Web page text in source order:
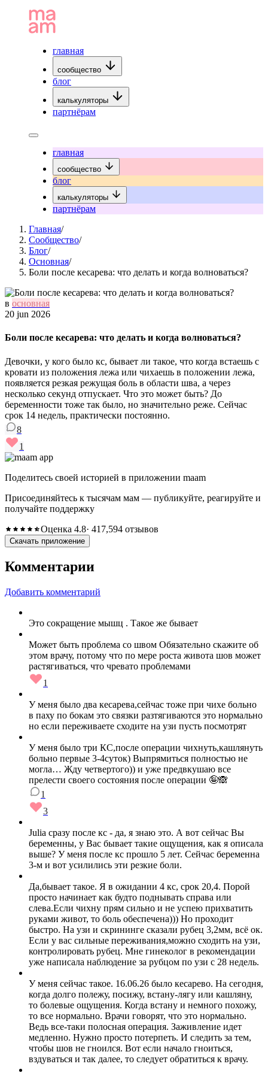
главная
сообщество
блог
калькуляторы
партнёрам
главная
сообщество
блог
калькуляторы
партнёрам
Главная/
Сообщество/
Блог/
Основная/
Боли после кесарева: что делать и когда волноваться?
в основная
20 jun 2026
Боли после кесарева: что делать и когда волноваться?
Девочки, у кого было кс, бывает ли такое, что когда встаешь с
кровати из положения лежа или чихаешь в положении лежа,
появляется резкая режущая боль в области шва, а через
несколько секунд отпускает. Что это может быть? До
беременности тоже так было, но значительно реже. Сейчас
срок 14 недель, практически постоянно.
8
1
Поделитесь своей историей в приложении maam
Присоединяйтесь к тысячам мам — публикуйте, реагируйте и
получайте поддержку
Оценка 4.8· 417,594 отзывов
Скачать приложение
Комментарии
Добавить комментарий
Это сокращение мышц . Такое же бывает
Может быть проблема со швом Обязательно скажите об
этом врачу, потому что по мере роста живота шов может
растягиваться, что чревато проблемами
1
У меня было два кесарева,сейчас тоже при чихе больно
в паху по бокам это связки разтягиваются это нормально
но если переживаете сходите на узи пусть посмотрят
У меня было три КС,после операции чихнуть,кашлянуть
больно первые 3-4суток) Выпрямиться полностью не
могла… Жду четвертого)) и уже предвкушаю все
прелести своего состояния после операции 🤪🙈
1
3
Julia сразу после кс - да, я знаю это. А вот сейчас Вы
беременны, у Вас бывает такие ощущения, как я описала
выше? У меня после кс прошло 5 лет. Сейчас беременна
3-м и вот усилились эти резкие боли.
Да,бывает такое. Я в ожидании 4 кс, срок 20,4. Порой
просто начинает как будто поднывать справа или
слева.Если чихну прям сильно и не успею прихватить
руками живот, то боль обеспечена))) Но проходит
быстро. На узи и скрининге сказали рубец 3,2мм, всё ок.
Если у вас сильные переживания,можно сходить на узи,
контролировать рубец. Мне гинеколог в рекомендации
уже написала наблюдение за рубцом по узи с 28 недель.
У меня сейчас такое. 16.06.26 было кесарево. На сегодня,
когда долго полежу, посижу, встану-лягу или кашляну,
то болевые ощущения. Когда встану и немного похожу,
то все нормально. Врачи говорят, что это нормально.
Ведь все-таки полосная операция. Заживление идет
медленно. Нужно просто потерпеть. И следить за тем,
чтобы шов не гноился. Вот если начало гноиться,
вздуваться и так далее, то следует обратиться к врачу.